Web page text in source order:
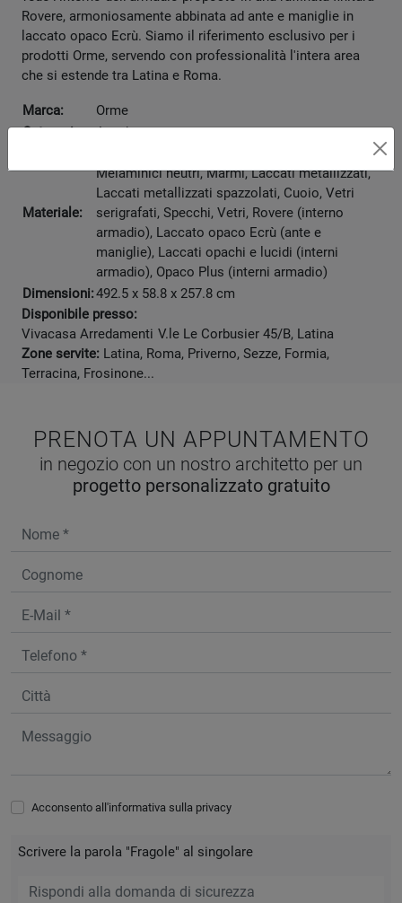
Rovere, armoniosamente abbinata ad ante e maniglie in
laccato opaco Ecrù. Siamo il riferimento esclusivo per i
prodotti Orme, servendo con professionalità l'intera area
che si estende tra Latina e Roma.
Marca:
Orme
Categoria:
Arredamento
Materiale:
Melaminici neutri, Marmi, Laccati metallizzati,
Laccati metallizzati spazzolati, Cuoio, Vetri
serigrafati, Specchi, Vetri, Rovere (interno
armadio), Laccato opaco Ecrù (ante e
maniglie), Laccati opachi e lucidi (interni
armadio), Opaco Plus (interni armadio)
Dimensioni:492.5 x 58.8 x 257.8 cm
Disponibile presso:
Vivacasa Arredamenti V.le Le Corbusier 45/B, Latina
Zone servite: Latina, Roma, Priverno, Sezze, Formia,
Terracina, Frosinone...
PRENOTA UN APPUNTAMENTO
in negozio con un nostro architetto per un
progetto personalizzato gratuito
Acconsento all'informativa sulla privacy
Scrivere la parola "Fragole" al singolare